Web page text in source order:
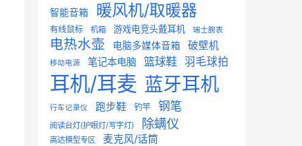
智能音箱 暖风机/取暖器
有线鼠标 机箱 游戏电竞头戴耳机 瑞士腕表
电热水壶 电脑多媒体音箱 破壁机
移动电源 笔记本电脑 篮球鞋 羽毛球拍
耳机/耳麦 蓝牙耳机
行车记录仪 跑步鞋 钓竿 钢笔
阅读台灯(护眼灯/写字灯) 除螨仪
高达模型专区 麦克风/话筒